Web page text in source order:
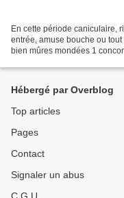
En cette période caniculaire,
entrée, amuse bouche ou
bien mûres mondées 1
Hébergé par Overblog
Top articles
Pages
Contact
Signaler un abus